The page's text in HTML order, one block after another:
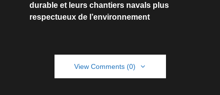
durable et leurs chantiers navals plus
respectueux de l’environnement
View Comments (0)